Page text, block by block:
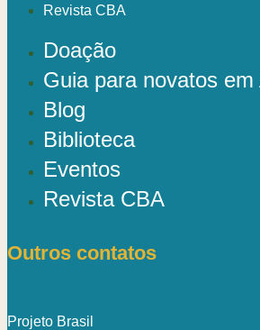
Revista CBA
Doação
Guia para novatos em
Blog
Biblioteca
Eventos
Revista CBA
Outros contatos
Projeto Brasil